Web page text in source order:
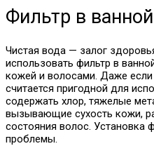
Фильтр в ванной
Чистая вода — залог
использовать фильтр в
кожей и волосами. Даже
считается пригодной для
содержать хлор, тяжелые
вызывающие сухость кожи,
состояния волос. Установка
проблемы.